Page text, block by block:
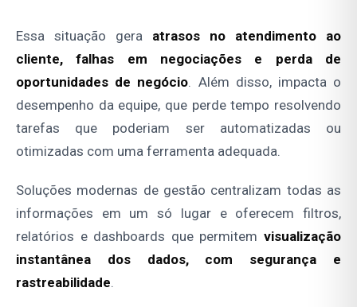
Essa situação gera atrasos no atendimento ao
cliente, falhas em negociações e perda de
oportunidades de negócio. Além disso, impacta o
desempenho da equipe, que perde tempo resolvendo
tarefas que poderiam ser automatizadas ou
otimizadas com uma ferramenta adequada.
Soluções modernas de gestão centralizam todas as
informações em um só lugar e oferecem filtros,
relatórios e dashboards que permitem visualização
instantânea dos dados, com segurança e
rastreabilidade.